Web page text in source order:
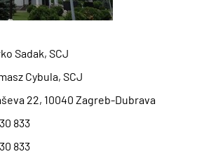
Sadak, SCJ
Cybula, SCJ
22, 10040 Zagreb-Dubrava
833
833